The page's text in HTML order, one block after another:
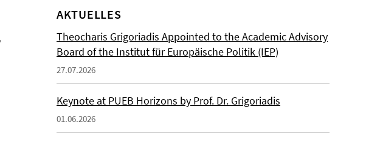
AKTUELLES
Theocharis Grigoriadis Appointed to the Academic Advisory
Board of the Institut für Europäische Politik (IEP)
27.07.2026
Keynote at PUEB Horizons by Prof. Dr. Grigoriadis
01.06.2026